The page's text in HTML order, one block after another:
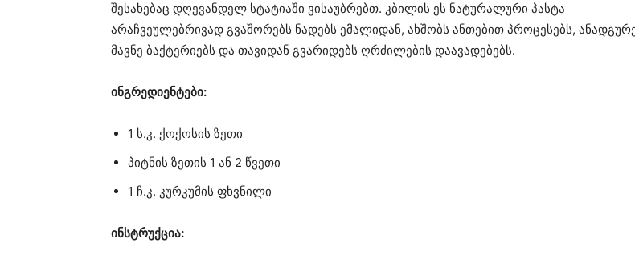
შესახებაც დღევანდელ სტატიაში ვისაუბრებთ. კბილის ეს ნატურალური პასტა
არაჩვეულებრივად გვაშორებს ნადებს ემალიდან, ახშობს ანთებით პროცესებს,
მავნე ბაქტერიებს და თავიდან გვარიდებს ღრძილების დაავადებებს.
ინგრედიენტები:
1 ს.კ. ქოქოსის ზეთი
პიტნის ზეთის 1 ან 2 წვეთი
1 ჩ.კ. კურკუმის ფხვნილი
ინსტრუქცია: